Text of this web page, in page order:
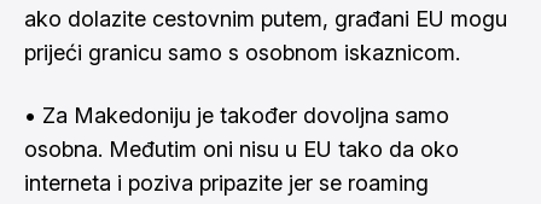
ako dolazite cestovnim putem, građani EU mogu
prijeći granicu samo s osobnom iskaznicom.
• Za Makedoniju je također dovoljna samo
osobna. Međutim oni nisu u EU tako da oko
interneta i poziva pripazite jer se roaming